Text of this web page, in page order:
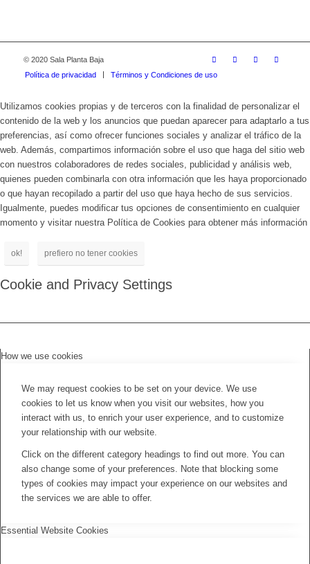
© 2020 Sala Planta Baja
Política de privacidad
Términos y Condiciones de uso
Utilizamos cookies propias y de terceros con la finalidad de personalizar el
contenido de la web y los anuncios que puedan aparecer para adaptarlo a tus
preferencias, así como ofrecer funciones sociales y analizar el tráfico de la
web. Además, compartimos información sobre el uso que haga del sitio web
con nuestros colaboradores de redes sociales, publicidad y análisis web,
quienes pueden combinarla con otra información que les haya proporcionado
o que hayan recopilado a partir del uso que haya hecho de sus servicios.
Igualmente, puedes modificar tus opciones de consentimiento en cualquier
momento y visitar nuestra Política de Cookies para obtener más información
ok! prefiero no tener cookies
Cookie and Privacy Settings
How we use cookies
We may request cookies to be set on your device. We use
cookies to let us know when you visit our websites, how you
interact with us, to enrich your user experience, and to customize
your relationship with our website.
Click on the different category headings to find out more. You can
also change some of your preferences. Note that blocking some
types of cookies may impact your experience on our websites and
the services we are able to offer.
Essential Website Cookies